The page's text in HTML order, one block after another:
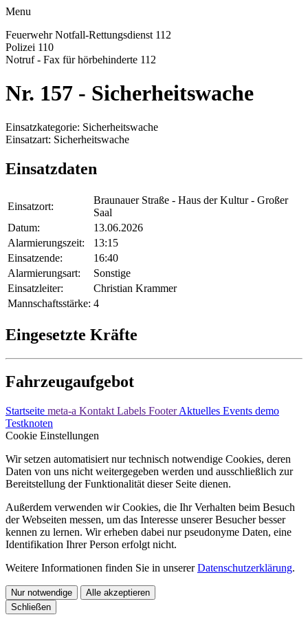
Menu
Feuerwehr Notfall-Rettungsdienst 112
Polizei 110
Notruf - Fax für hörbehinderte 112
Nr. 157 - Sicherheitswache
Einsatzkategorie: Sicherheitswache
Einsatzart: Sicherheitswache
Einsatzdaten
Einsatzort:
Braunauer Straße - Haus der Kultur - Großer
Saal
Datum:
13.06.2026
Alarmierungszeit:
13:15
Einsatzende:
16:40
Alarmierungsart:
Sonstige
Einsatzleiter:
Christian Krammer
Mannschaftsstärke: 4
Eingesetzte Kräfte
Fahrzeugaufgebot
Startseite meta-a Kontakt Labels FooterAktuelles Events demo
Testknoten
Cookie Einstellungen
Wir setzen automatisiert nur technisch notwendige Cookies, deren
Daten von uns nicht weitergegeben werden und ausschließlich zur
Bereitstellung der Funktionalität dieser Seite dienen.
Außerdem verwenden wir Cookies, die Ihr Verhalten beim Besuch
der Webseiten messen, um das Interesse unserer Besucher besser
kennen zu lernen. Wir erheben dabei nur pseudonyme Daten, eine
Identifikation Ihrer Person erfolgt nicht.
Weitere Informationen finden Sie in unsererDatenschutzerklärung.
Nur notwendige
Alle akzeptieren
Schließen